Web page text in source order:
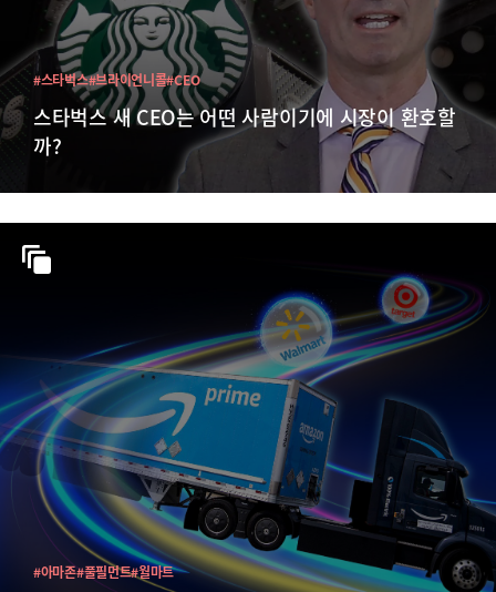
스타벅스 새 CEO는 어떤 사람이기에 시장이 환호할
까?
#스타벅스#브라이언니콜#CEO
#아마존#풀필먼트#월마트